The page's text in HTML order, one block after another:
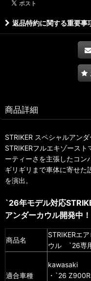
返品特約に関する重要事
商品詳細
STRIKER スペシャルアンダ
STRIKERフルエキゾース
ーティーさを主張したコン
ギリギリまで車体に寄せた
を演出。
`26年モデル対応
アンダーカウル開発中！
商品名
STRIKERエ
ウル `26専
適合車種
kawasaki
・`26